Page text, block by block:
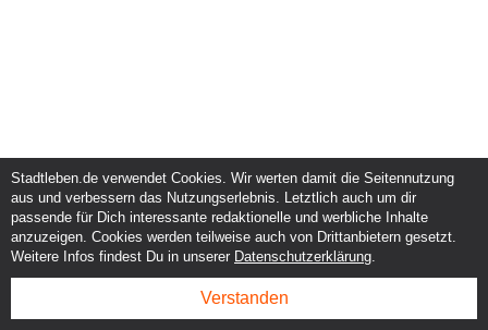
Stadtleben.de verwendet Cookies. Wir werten damit die Seitennutzung
aus und verbessern das Nutzungserlebnis. Letztlich auch um dir
passende für Dich interessante redaktionelle und werbliche Inhalte
anzuzeigen. Cookies werden teilweise auch von Drittanbietern gesetzt.
Weitere Infos findest Du in unserer Datenschutzerklärung.
Verstanden